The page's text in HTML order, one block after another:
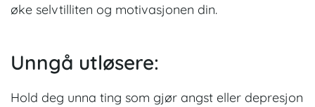
øke selvtilliten og motivasjonen din.
Unngå utløsere:
Hold deg unna ting som gjør angst eller depresjon